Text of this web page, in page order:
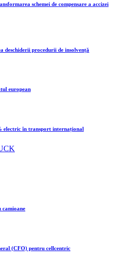
schemei de compensare a accizei
deschiderii procedurii de insolvență
european
electric în transport internațional
camioane
(CFO) pentru cellcentric